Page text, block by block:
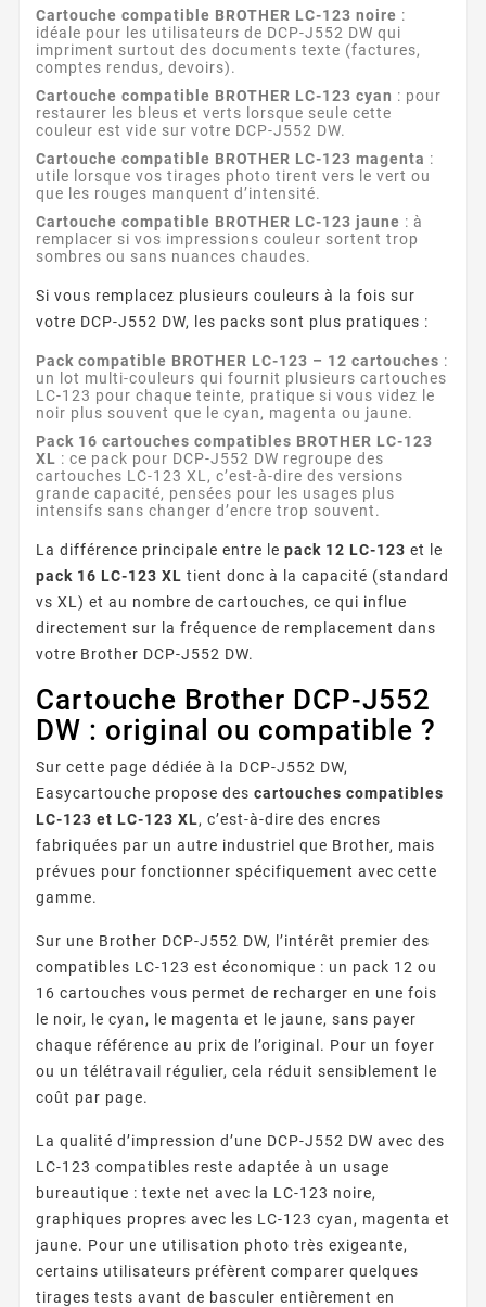
Cartouche compatible BROTHER LC-123 noire :
idéale pour les utilisateurs de DCP-J552 DW qui
impriment surtout des documents texte (factures,
comptes rendus, devoirs).
Cartouche compatible BROTHER LC-123 cyan : pour
restaurer les bleus et verts lorsque seule cette
couleur est vide sur votre DCP-J552 DW.
Cartouche compatible BROTHER LC-123 magenta :
utile lorsque vos tirages photo tirent vers le vert ou
que les rouges manquent d’intensité.
Cartouche compatible BROTHER LC-123 jaune : à
remplacer si vos impressions couleur sortent trop
sombres ou sans nuances chaudes.
Si vous remplacez plusieurs couleurs à la fois sur
votre DCP-J552 DW, les packs sont plus pratiques :
Pack compatible BROTHER LC-123 – 12 cartouches :
un lot multi-couleurs qui fournit plusieurs cartouches
LC-123 pour chaque teinte, pratique si vous videz le
noir plus souvent que le cyan, magenta ou jaune.
Pack 16 cartouches compatibles BROTHER LC-123
XL : ce pack pour DCP-J552 DW regroupe des
cartouches LC-123 XL, c’est-à-dire des versions
grande capacité, pensées pour les usages plus
intensifs sans changer d’encre trop souvent.
La différence principale entre le pack 12 LC-123 et le
pack 16 LC-123 XL tient donc à la capacité (standard
vs XL) et au nombre de cartouches, ce qui influe
directement sur la fréquence de remplacement dans
votre Brother DCP-J552 DW.
Cartouche Brother DCP-J552
DW : original ou compatible ?
Sur cette page dédiée à la DCP-J552 DW,
Easycartouche propose des cartouches compatibles
LC-123 et LC-123 XL, c’est-à-dire des encres
fabriquées par un autre industriel que Brother, mais
prévues pour fonctionner spécifiquement avec cette
gamme.
Sur une Brother DCP-J552 DW, l’intérêt premier des
compatibles LC-123 est économique : un pack 12 ou
16 cartouches vous permet de recharger en une fois
le noir, le cyan, le magenta et le jaune, sans payer
chaque référence au prix de l’original. Pour un foyer
ou un télétravail régulier, cela réduit sensiblement le
coût par page.
La qualité d’impression d’une DCP-J552 DW avec des
LC-123 compatibles reste adaptée à un usage
bureautique : texte net avec la LC-123 noire,
graphiques propres avec les LC-123 cyan, magenta et
jaune. Pour une utilisation photo très exigeante,
certains utilisateurs préfèrent comparer quelques
tirages tests avant de basculer entièrement en